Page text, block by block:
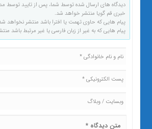
دیدگاه های ارسال شده توسط شما، پس از تایید توسط
خبری قم گویا منتشر خواهد شد.
پیام هایی که حاوی تهمت یا افترا باشد منتشر نخواهد
پیام هایی که به غیر از زبان فارسی یا غیر مرتبط باشد